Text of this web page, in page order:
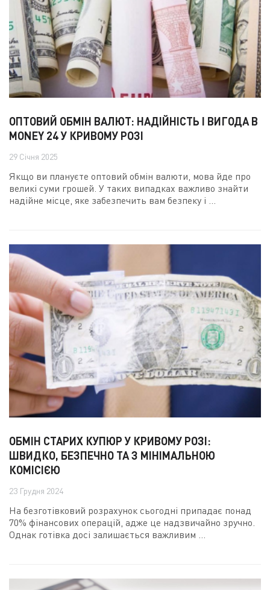
ОПТОВИЙ ОБМІН ВАЛЮТ: НАДІЙНІСТЬ І ВИГОДА В
MONEY 24 У КРИВОМУ РОЗІ
29 Січня 2025
Якщо ви плануєте оптовий обмін валюти, мова йде про
великі суми грошей. У таких випадках важливо знайти
надійне місце, яке забезпечить вам безпеку і ...
ОБМІН СТАРИХ КУПЮР У КРИВОМУ РОЗІ:
ШВИДКО, БЕЗПЕЧНО ТА З МІНІМАЛЬНОЮ
КОМІСІЄЮ
23 Грудня 2024
На безготівковий розрахунок сьогодні припадає понад
70% фінансових операцій, адже це надзвичайно зручно.
Однак готівка досі залишається важливим ...